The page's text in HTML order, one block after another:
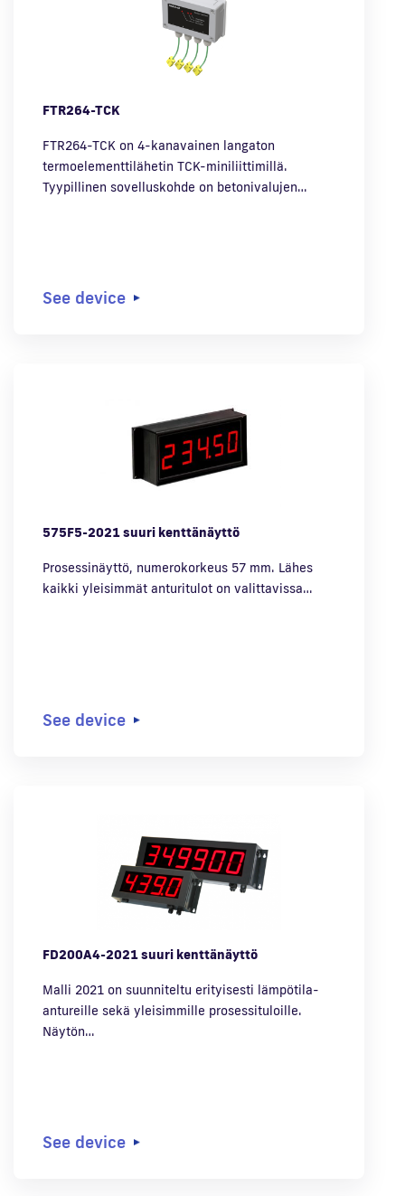
FTR264-TCK
FTR264-TCK on 4-kanavainen langaton
termoelementtilähetin TCK-miniliittimillä.
Tyypillinen sovelluskohde on betonivalujen…
See device
575F5-2021 suuri kenttänäyttö
Prosessinäyttö, numerokorkeus 57 mm. Lähes
kaikki yleisimmät anturitulot on valittavissa…
See device
FD200A4-2021 suuri kenttänäyttö
Malli 2021 on suunniteltu erityisesti lämpötila-
antureille sekä yleisimmille prosessituloille.
Näytön…
See device